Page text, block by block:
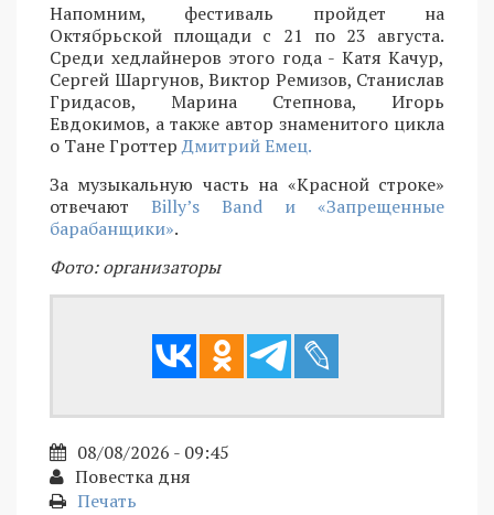
Напомним, фестиваль пройдет на
Октябрьской площади с 21 по 23 августа.
Среди хедлайнеров этого года - Катя Качур,
Сергей Шаргунов, Виктор Ремизов, Станислав
Гридасов, Марина Степнова, Игорь
Евдокимов, а также автор знаменитого цикла
о Тане ГроттерДмитрий Емец.
За музыкальную часть на «Красной строке»
отвечают Billy’s Band и «Запрещенные
барабанщики».
Фото: организаторы
08/08/2026 - 09:45
Повестка дня
Печать